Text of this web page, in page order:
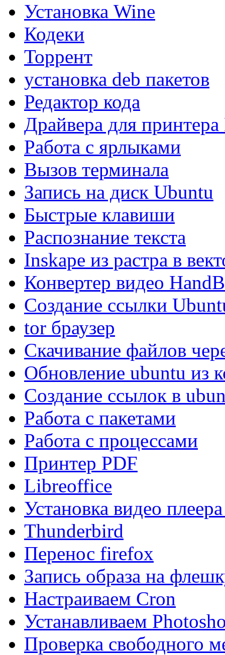
Установка Wine
Кодеки
Торрент
установка deb пакетов
Редактор кода
Драйвера для
Работа с ярлыками
Вызов терминала
Запись на диск Ubuntu
Быстрые клавиши
Распознание текста
Inskape из растра в
Конвертер видео
Создание ссылки
tor браузер
Скачивание файлов
Обновление ubuntu из
Создание ссылок в
Работа с пакетами
Работа с процессами
Принтер PDF
Libreoffice
Установка видео
Thunderbird
Перенос firefox
Запись образа на
Настраиваем Cron
Устанавливаем
Проверка свободного